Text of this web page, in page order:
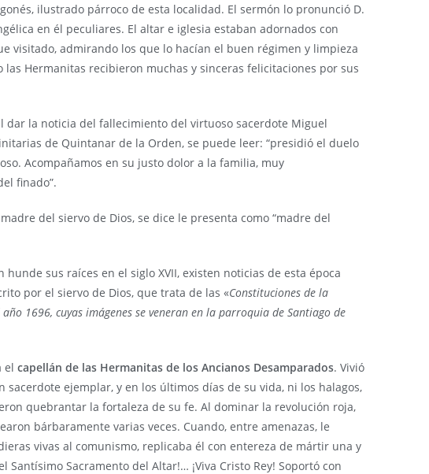
ilustrado párroco de esta localidad. El sermón lo pronunció D.
en él peculiares. El altar e iglesia estaban adornados con
visitado, admirando los que lo hacían el buen régimen y limpieza
Hermanitas recibieron muchas y sinceras felicitaciones por sus
dar la noticia del fallecimiento del virtuoso sacerdote Miguel
de Quintanar de la Orden, se puede leer: “presidió el duelo
Acompañamos en su justo dolor a la familia, muy
finado”.
del siervo de Dios, se dice le presenta como “madre del
sus raíces en el siglo XVII, existen noticias de esta época
por el siervo de Dios, que trata de las «Constituciones de la
año 1696, cuyas imágenes se veneran en la parroquia de Santiago de
el capellán de las Hermanitas de los Ancianos Desamparados. Vivió
sacerdote ejemplar, y en los últimos días de su vida, ni los halagos,
quebrantar la fortaleza de su fe. Al dominar la revolución roja,
bárbaramente varias veces. Cuando, entre amenazas, le
vivas al comunismo, replicaba él con entereza de mártir una y
Santísimo Sacramento del Altar!… ¡Viva Cristo Rey! Soportó con